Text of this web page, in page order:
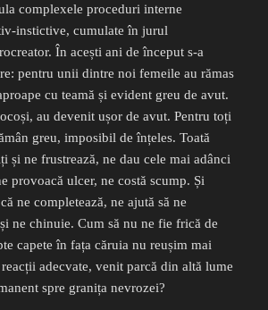
complexele proceduri interne
instictive, cumulate în jurul
În acești ani de început s-a
pentru unii dintre noi femeile au rămas
cu teamă și evident greu de avut.
au devenit ușor de avut. Pentru toți
greu, imposibil de înțeles. Toată
și ne frustrează, ne dau cele mai adânci
provoacă ulcer, ne costă scump. Și
ne completează, ne ajută să ne
ne chinuie. Cum să nu ne fie frică de
capete în fața căruia nu reușim mai
adecvate, venit parcă din altă lume
spre granița nevrozei?